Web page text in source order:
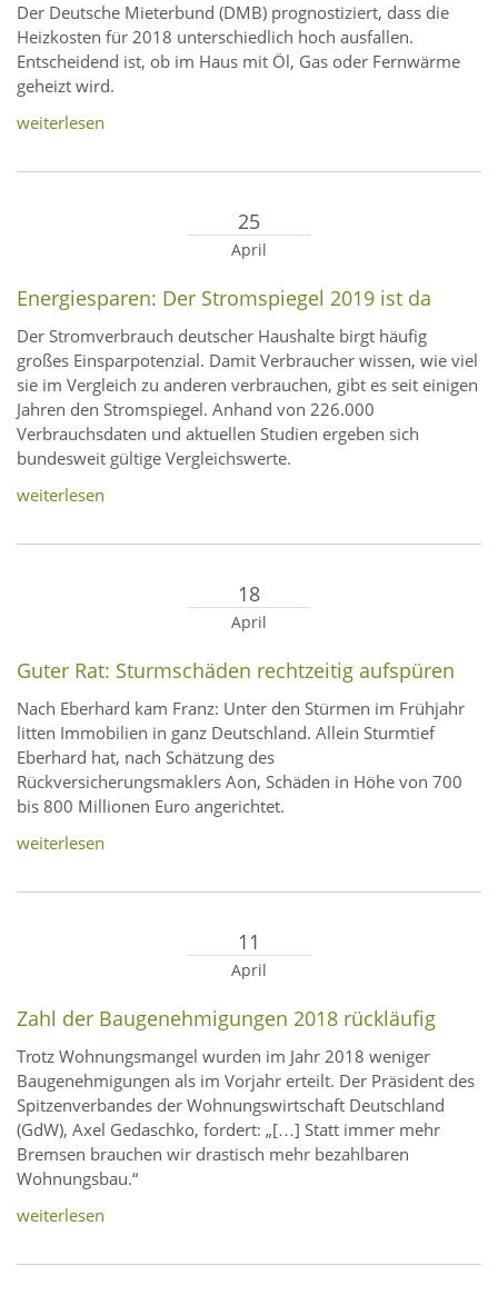
Der Deutsche Mieterbund (DMB) prognostiziert, dass die
Heizkosten für 2018 unterschiedlich hoch ausfallen.
Entscheidend ist, ob im Haus mit Öl, Gas oder Fernwärme
geheizt wird.
weiterlesen
25
April
Energiesparen: Der Stromspiegel 2019 ist da
Der Stromverbrauch deutscher Haushalte birgt häufig
großes Einsparpotenzial. Damit Verbraucher wissen, wie viel
sie im Vergleich zu anderen verbrauchen, gibt es seit einigen
Jahren den Stromspiegel. Anhand von 226.000
Verbrauchsdaten und aktuellen Studien ergeben sich
bundesweit gültige Vergleichswerte.
weiterlesen
18
April
Guter Rat: Sturmschäden rechtzeitig aufspüren
Nach Eberhard kam Franz: Unter den Stürmen im Frühjahr
litten Immobilien in ganz Deutschland. Allein Sturmtief
Eberhard hat, nach Schätzung des
Rückversicherungsmaklers Aon, Schäden in Höhe von 700
bis 800 Millionen Euro angerichtet.
weiterlesen
11
April
Zahl der Baugenehmigungen 2018 rückläufig
Trotz Wohnungsmangel wurden im Jahr 2018 weniger
Baugenehmigungen als im Vorjahr erteilt. Der Präsident des
Spitzenverbandes der Wohnungswirtschaft Deutschland
(GdW), Axel Gedaschko, fordert: „[…] Statt immer mehr
Bremsen brauchen wir drastisch mehr bezahlbaren
Wohnungsbau.“
weiterlesen